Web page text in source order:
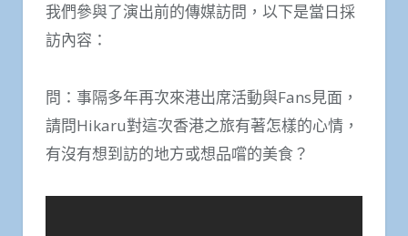
我們參與了演出前的傳媒訪問，以下是當日採
訪內容：
問：事隔多年再次來港出席活動與Fans見面，
請問Hikaru對這次香港之旅有著怎樣的心情，
有沒有想到訪的地方或想品嚐的美食？